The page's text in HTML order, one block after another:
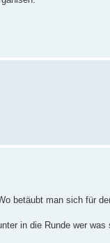
betäubt man sich für
in die Runde wer was